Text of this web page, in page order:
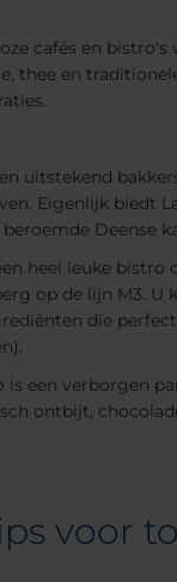
cafés en
thee en
uitstekend
Eigenlijk biedt
beroemde Deense
heel leuke bistro
op de lijn M3. U
die
is een verborgen
ontbijt,
voor